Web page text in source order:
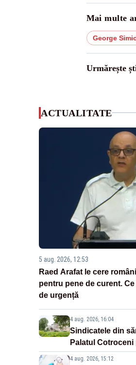
Mai multe
George
Urmărește
ACTUALITATE
5 aug. 2026, 12:53
Raed Arafat le cere
pentru pene de curent.
de urgență
4 aug. 2026, 16:04
Sindicatele din
Palatul
4 aug. 2026, 15:12